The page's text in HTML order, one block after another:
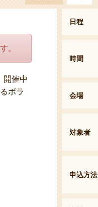
。
開催中
ボラ
日程
時間
会場
対象者
申込方法